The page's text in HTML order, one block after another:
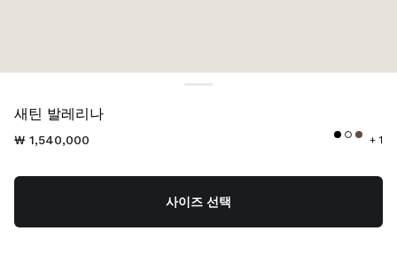
새틴 발레리나
₩ 1,540,000 + 1
사이즈 선택